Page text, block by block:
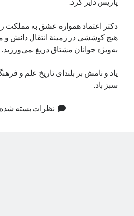
دکتر اعتماد همواره عشق به مملکت
هیچ کوششی در زمینة انتقال دانش و
به‌ویژه جوانان مشتاق دریغ نمی‌ورزید.
یاد و نامش بر بلندای تاریخ علم و
سبز باد.
نظرات بسته